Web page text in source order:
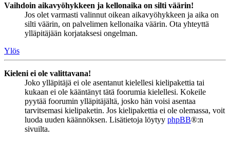
Vaihdoin aikavyöhykkeen ja kellonaika on silti väärin!
Jos olet varmasti valinnut oikean aikavyöhykkeen ja aika on
silti väärin, on palvelimen kellonaika väärin. Ota yhteyttä
ylläpitäjään korjataksesi ongelman.
Ylös
Kieleni ei ole valittavana!
Joko ylläpitäjä ei ole asentanut kielellesi kielipakettia tai
kukaan ei ole kääntänyt tätä foorumia kielellesi. Kokeile
pyytää foorumin ylläpitäjältä, josko hän voisi asentaa
tarvitsemasi kielipaketin. Jos kielipakettia ei ole olemassa, voit
luoda uuden käännöksen. Lisätietoja löytyy phpBB®:n
sivuilta.